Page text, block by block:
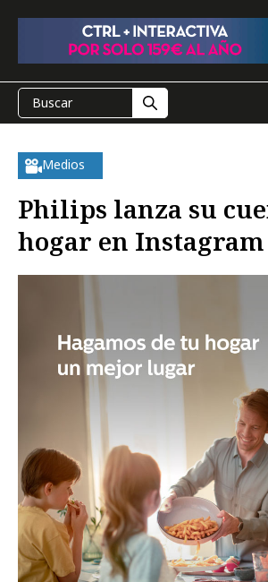
Medios
Philips lanza su
hogar en Instagram